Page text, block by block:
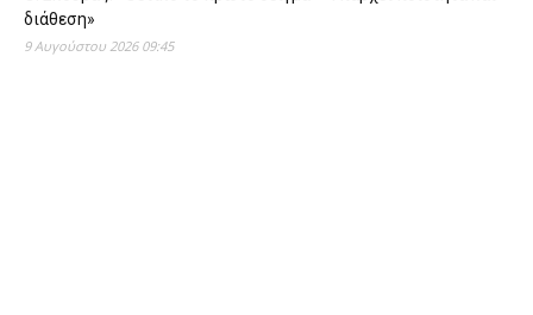
διάθεση»
9 Αυγούστου 2026 09:45